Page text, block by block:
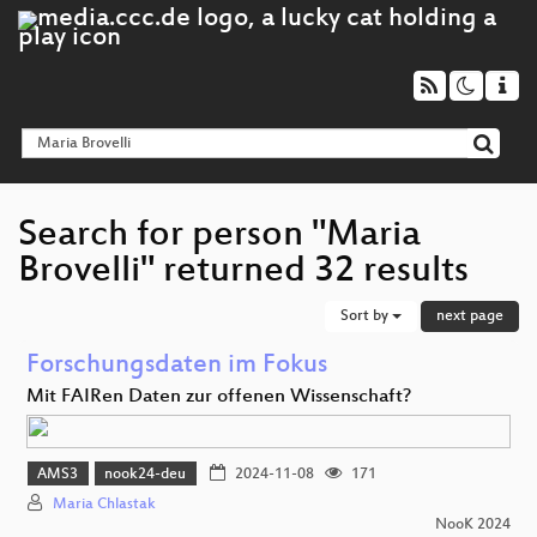
Search for person "Maria
Brovelli" returned 32 results
Sort by next page
Forschungsdaten im Fokus
Mit FAIRen Daten zur offenen Wissenschaft?
AMS3 nook24-deu 2024-11-08
171
Maria Chlastak
NooK 2024